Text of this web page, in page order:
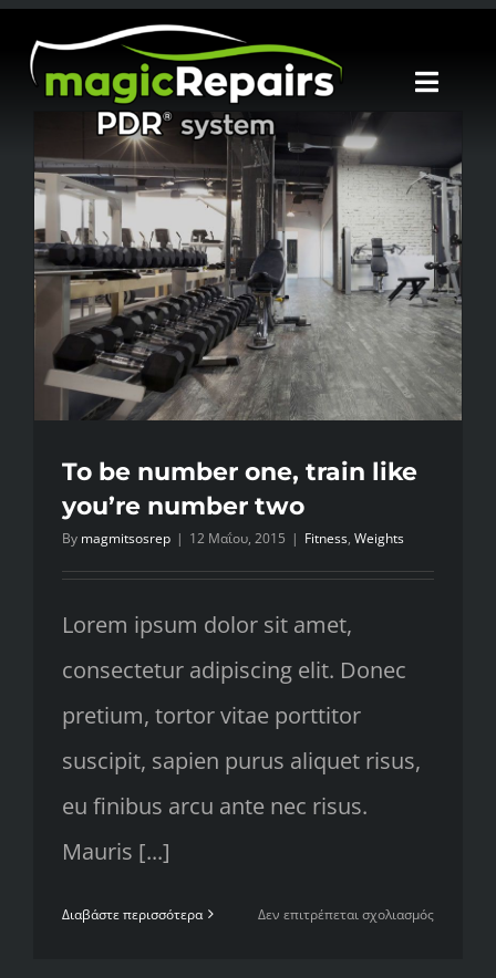
στο
περιεχόμενο
ΑΡΧΙΚΗ
PDR-SYSTEM
ΔΕΙΓΜΑΤΑ ΕΡΓΑΣΙΩΝ
ΕΠΙΚΟΙΝΩΝΙΑ
To be number one, train like
you’re number two
By magmitsosrep | 12 Μαΐου, 2015 | Fitness, Weights
Lorem ipsum dolor sit amet,
consectetur adipiscing elit. Donec
pretium, tortor vitae porttitor
suscipit, sapien purus aliquet risus,
eu finibus arcu ante nec risus.
Mauris [...]
Διαβάστε περισσότερα Δεν επιτρέπεται σχολιασμόςστο